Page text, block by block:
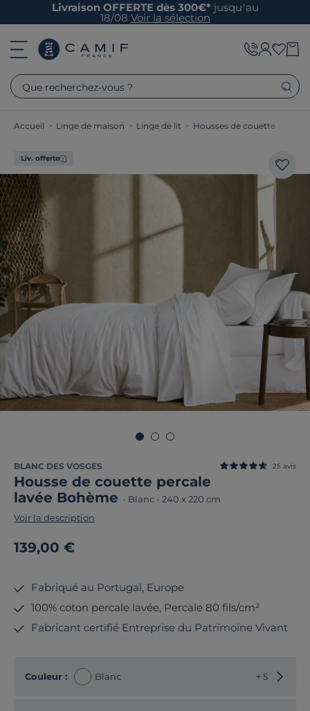
Livraison OFFERTE dès 300€* jusqu’au
18/08 Voir la sélection
Que recherchez-vous ?
Accueil > Linge de maison > Linge de lit > Housses de couette
Liv. offerte
BLANC DES VOSGES
Housse de couette percale
lavée Bohème - Blanc - 240 x 220 cm
25 avis
Voir la description
139,00 €
Fabriqué au Portugal, Europe
100% coton percale lavée, Percale 80 fils/cm²
Fabricant certifié Entreprise du Patrimoine Vivant
Couleur : Blanc + 5